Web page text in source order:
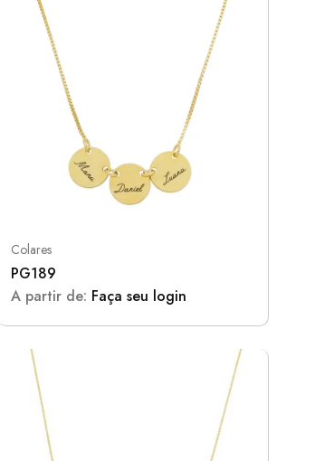
Colares
PG189
A partir de: Faça seu login